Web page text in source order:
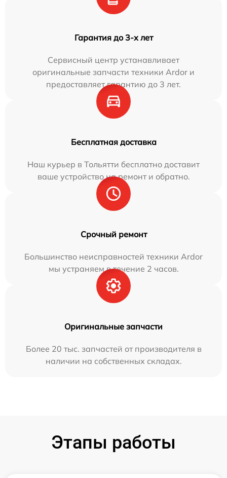
Гарантия до 3-х лет
Сервисный центр устанавливает
оригинальные запчасти техники Ardor и
предоставляет гарантию до 3 лет.
Бесплатная доставка
Наш курьер в Тольятти бесплатно доставит
ваше устройство на ремонт и обратно.
Срочный ремонт
Большинство неисправностей техники Ardor
мы устраняем в течение 2 часов.
Оригинальные запчасти
Более 20 тыс. запчастей от производителя в
наличии на собственных складах.
Этапы работы